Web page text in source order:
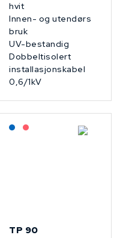
hvit
Innen- og utendørs
bruk
UV-bestandig
Dobbeltisolert
installasjonskabel
0,6/1kV
Lagerført: NEK Kabel
På forespørsel
TP 90